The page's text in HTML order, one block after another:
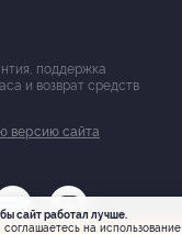
сайт работал лучше.
на использование
поддержка
и возврат средств
версию сайта